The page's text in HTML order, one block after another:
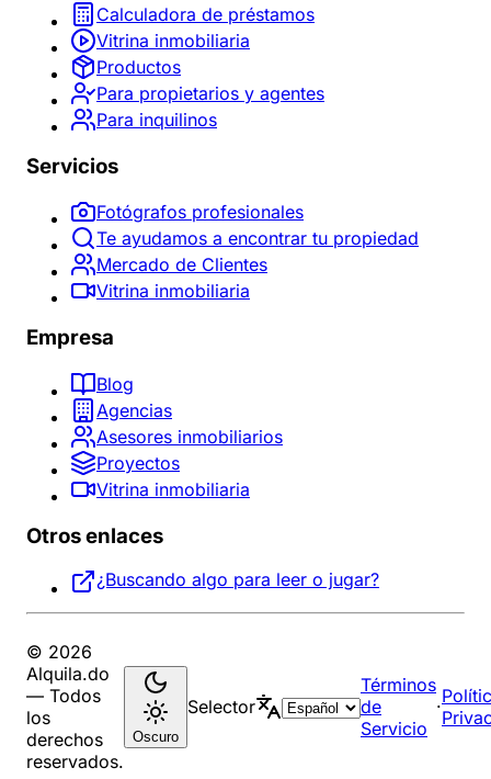
Calculadora de préstamos
Vitrina inmobiliaria
Productos
Para propietarios y agentes
Para inquilinos
Servicios
Fotógrafos profesionales
Te ayudamos a encontrar tu propiedad
Mercado de Clientes
Vitrina inmobiliaria
Empresa
Blog
Agencias
Asesores inmobiliarios
Proyectos
Vitrina inmobiliaria
Otros enlaces
¿Buscando algo para leer o jugar?
© 2026
Alquila.do
— Todos
los
derechos
reservados.
Oscuro
Selector
Términos
de
Servicio
·